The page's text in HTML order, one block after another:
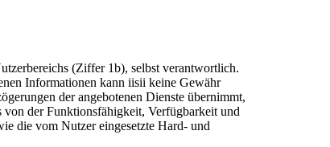
(Ziffer 1b), selbst verantwortlich.
Informationen kann iisii keine Gewähr
der angebotenen Dienste übernimmt,
von der Funktionsfähigkeit, Verfügbarkeit und
die vom Nutzer eingesetzte Hard- und